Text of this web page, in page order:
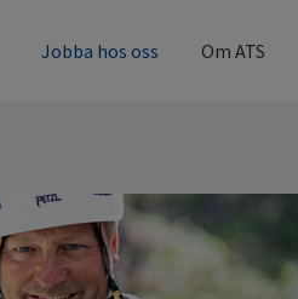
Jobba hos oss Om ATS